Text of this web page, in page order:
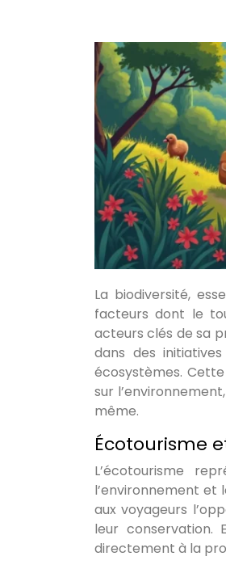
La biodiversité,
facteurs dont le
acteurs clés de sa
dans des
écosystèmes.
sur
même.
Écotourisme
L’écotourisme
l’environnement
aux voyageurs
leur conservation.
directement à la